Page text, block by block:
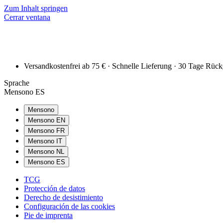
Zum Inhalt springen
Cerrar ventana
Versandkostenfrei ab 75 € · Schnelle Lieferung · 30 Tage
Sprache
Mensono ES
Mensono
Mensono EN
Mensono FR
Mensono IT
Mensono NL
Mensono ES
TCG
Protección de datos
Derecho de desistimiento
Configuración de las cookies
Pie de imprenta